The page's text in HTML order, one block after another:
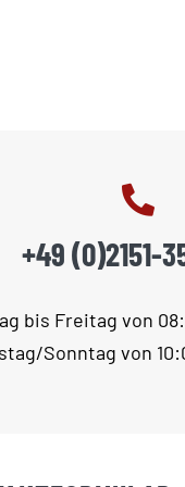
+49 (0)2151-
bis Freitag von
Sonntag von